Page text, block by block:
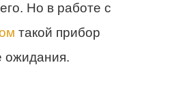
Но в работе с
такой прибор
ожидания.